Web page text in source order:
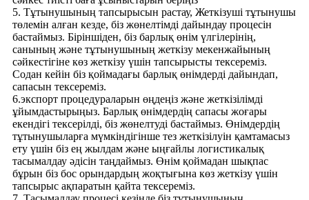
5. Тұтынушының тапсырысын растау, Жеткізуші тұтынушы
төлемін алған кезде, біз жөнелтімді дайындау процесін
бастаймыз. Біріншіден, біз барлық өнім үлгілерінің,
санының және тұтынушының жеткізу мекенжайының
сәйкестігіне көз жеткізу үшін тапсырысты тексереміз.
Содан кейін біз қоймадағы барлық өнімдерді дайындап,
сапасын тексереміз.
6.экспорт процедураларын өңдеңіз және жеткізілімді
ұйымдастырыңыз. Барлық өнімдердің сапасы жоғары
екендігі тексерілді, біз жөнелтуді бастаймыз. Өнімдердің
тұтынушыларға мүмкіндігінше тез жеткізілуін қамтамасыз
ету үшін біз ең жылдам және ыңғайлы логистикалық
тасымалдау әдісін таңдаймыз. Өнім қоймадан шықпас
бұрын біз бос орындардың жоқтығына көз жеткізу үшін
тапсырыс ақпаратын қайта тексереміз.